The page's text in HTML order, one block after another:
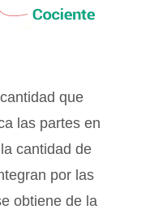
que
las partes en
cantidad de
por las
obtiene de la